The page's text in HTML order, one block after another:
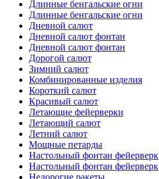
Длинные бенгальские огни
Длинные бенгальские огни
Дневной салют
Дневной салют фонтан
Дневной салют фонтан
Дорогой салют
Зимний салют
Комбинированные изделия
Короткий салют
Красивый салют
Летающие фейерверки
Летающий салют
Летний салют
Мощные петарды
Настольный фонтан фейерверк
Настольный фонтан фейерверк
Недорогие ракеты